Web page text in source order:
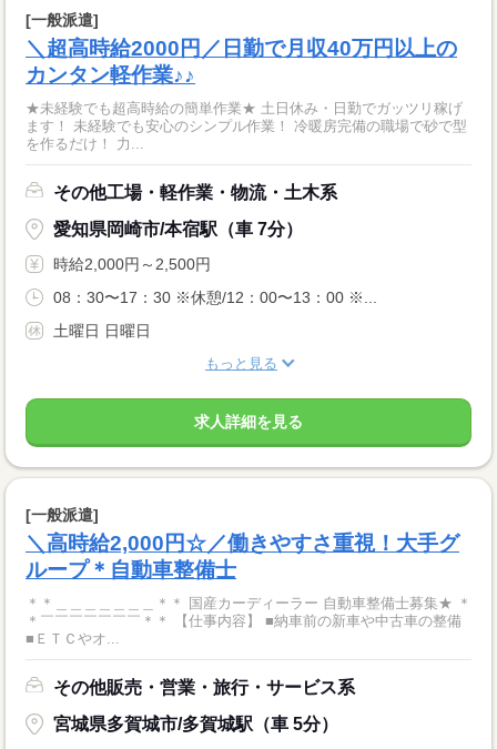
[一般派遣]
＼超高時給2000円／日勤で月収40万円以上の
カンタン軽作業♪♪
★未経験でも超高時給の簡単作業★ 土日休み・日勤でガッツリ稼げ
ます！ 未経験でも安心のシンプル作業！ 冷暖房完備の職場で砂で型
を作るだけ！ 力...
その他工場・軽作業・物流・土木系
愛知県岡崎市/本宿駅（車 7分）
時給2,000円～2,500円
08：30〜17：30 ※休憩/12：00〜13：00 ※...
土曜日 日曜日
もっと見る
求人詳細を見る
[一般派遣]
＼高時給2,000円☆／働きやすさ重視！大手グ
ループ＊自動車整備士
＊＊＿＿＿＿＿＿＿＊＊ 国産カーディーラー 自動車整備士募集★ ＊
＊￣￣￣￣￣￣￣＊＊ 【仕事内容】 ■納車前の新車や中古車の整備
■ＥＴＣやオ...
その他販売・営業・旅行・サービス系
宮城県多賀城市/多賀城駅（車 5分）